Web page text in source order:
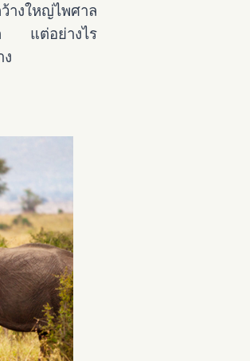
างใหญ่ไพศาล
าก แต่อย่างไร